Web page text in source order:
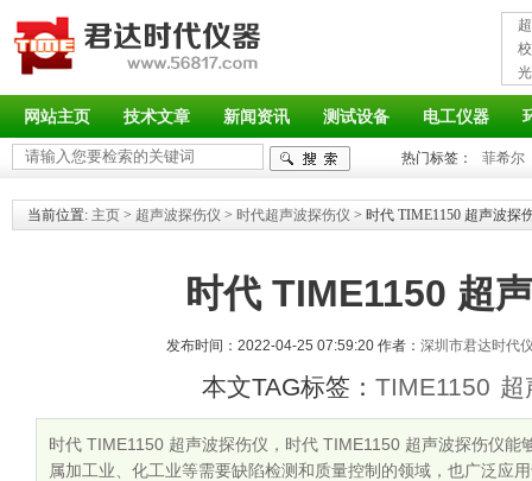
网站主页 技术文章 新闻资讯 测试设备 电工仪器
热门标签： 菲希尔
当前位置: 主页 > 超声波探伤仪 > 时代超声波探伤仪 > 时代 TIME1150 超声波探
时代 TIME1150 超
发布时间：2022-04-25 07:59:20 作者： 深圳市君达时代
本文TAG标签： TIME1150 超
时代 TIME1150 超声波探伤仪，时代 TIME1150 超声波探伤仪能
属加工业、化工业等需要缺陷检测和质量控制的领域，也广泛应